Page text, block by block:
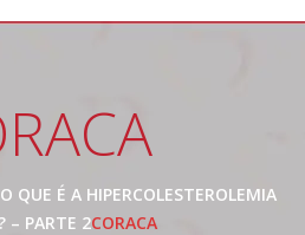
O QUE É A HIPERCOLESTEROLEMIA
– PARTE 2CORACA